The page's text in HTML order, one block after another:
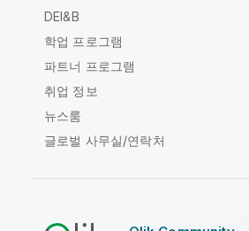
DEI&B
학업 프로그램
파트너 프로그램
취업 정보
뉴스룸
글로벌 사무실/연락처